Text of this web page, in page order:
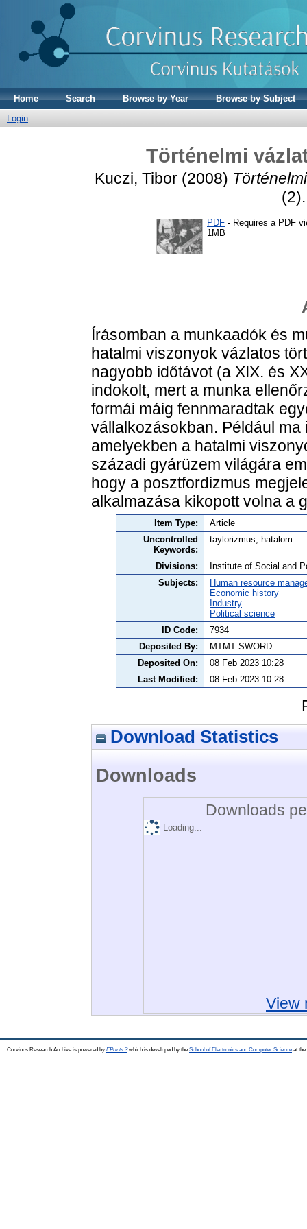
Home Search Browse by Year
Browse by Subject
Login
Történelmi
Kuczi, Tibor(2008)
PDF - Requires a PDF
1MB
Írásomban a munkaadók és
hatalmi viszonyok vázlatos
nagyobb időtávot (a XIX. és
indokolt, mert a munka
formái máig fennmaradtak
vállalkozásokban. Például
amelyekben a hatalmi
századi gyárüzem világára
hogy a posztfordizmus
alkalmazása kikopott volna a
Item Type:
Article
Uncontrolled
Keywords:
taylorizmus, hatalom
Divisions:
Institute of Social and
Subjects:
Human resource
Economic history
Industry
Political science
ID Code:
7934
Deposited By:
MTMT SWORD
Deposited On:
08 Feb 2023 10:28
Last Modified:
08 Feb 2023 10:28
Download Statistics
Downloads
Downloads
Loading...
View
Corvinus Research Archive is powered by EPrints 3which is developed by the School of Electronics and Computer Science at